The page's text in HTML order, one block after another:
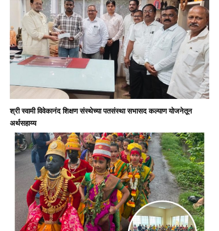
श्री स्वामी विवेकानंद शिक्षण संस्थेच्या पतसंस्था सभासद कल्याण योजनेतून
अर्थसहाय्य